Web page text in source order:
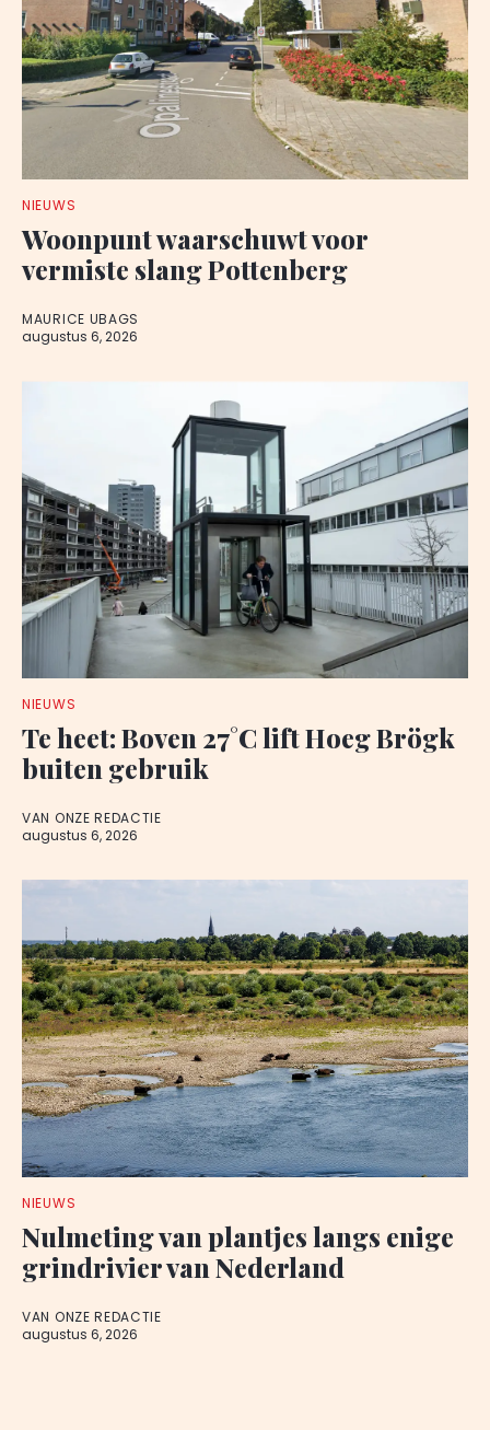
NIEUWS
Woonpunt waarschuwt voor
vermiste slang Pottenberg
MAURICE UBAGS
augustus 6, 2026
NIEUWS
Te heet: Boven 27°C lift Hoeg Brögk
buiten gebruik
VAN ONZE REDACTIE
augustus 6, 2026
NIEUWS
Nulmeting van plantjes langs enige
grindrivier van Nederland
VAN ONZE REDACTIE
augustus 6, 2026